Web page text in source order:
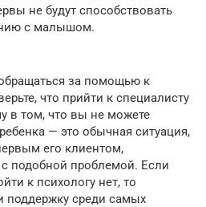
не будут способствовать
с малышом.
за помощью к
что прийти к специалисту
в том, что вы не можете
— это обычная ситуация,
его клиентом,
подобной проблемой. Если
к психологу нет, то
поддержку среди самых